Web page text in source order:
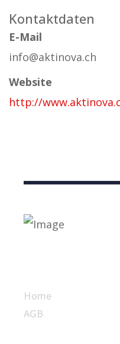
Kontaktdaten
E-Mail
info@aktinova.ch
Website
http://
Home
AGB